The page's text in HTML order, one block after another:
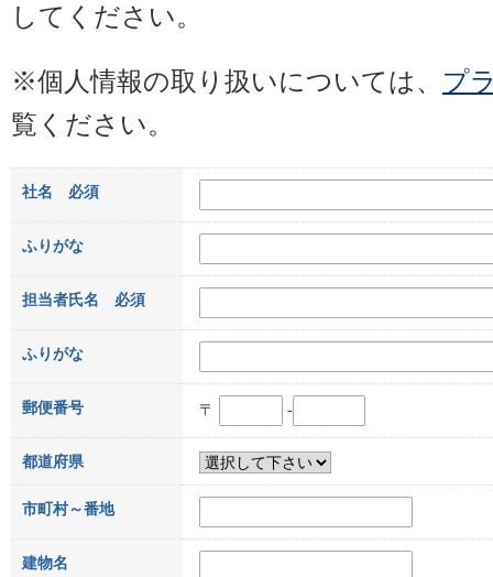
してください。
※個人情報の取り扱いについては、 プ
覧ください。
社名 必須
ふりがな
担当者氏名 必須
ふりがな
郵便番号 〒 -
都道府県
市町村～番地
建物名